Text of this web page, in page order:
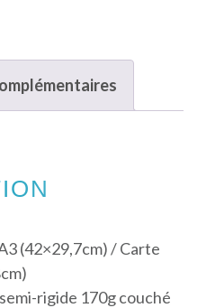
(42×29,7cm) / Carte
rigide 170g couché